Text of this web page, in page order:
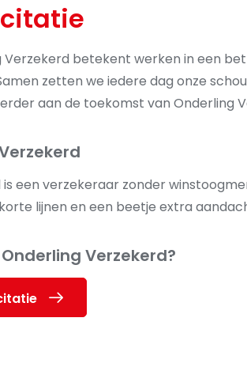
Verzekerd betekent werken in een
zetten we iedere dag onze
aan de toekomst van Onderling
een verzekeraar zonder
lijnen en een beetje extra
Verzekerd?